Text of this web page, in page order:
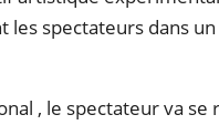
spectateurs dans
, le spectateur va